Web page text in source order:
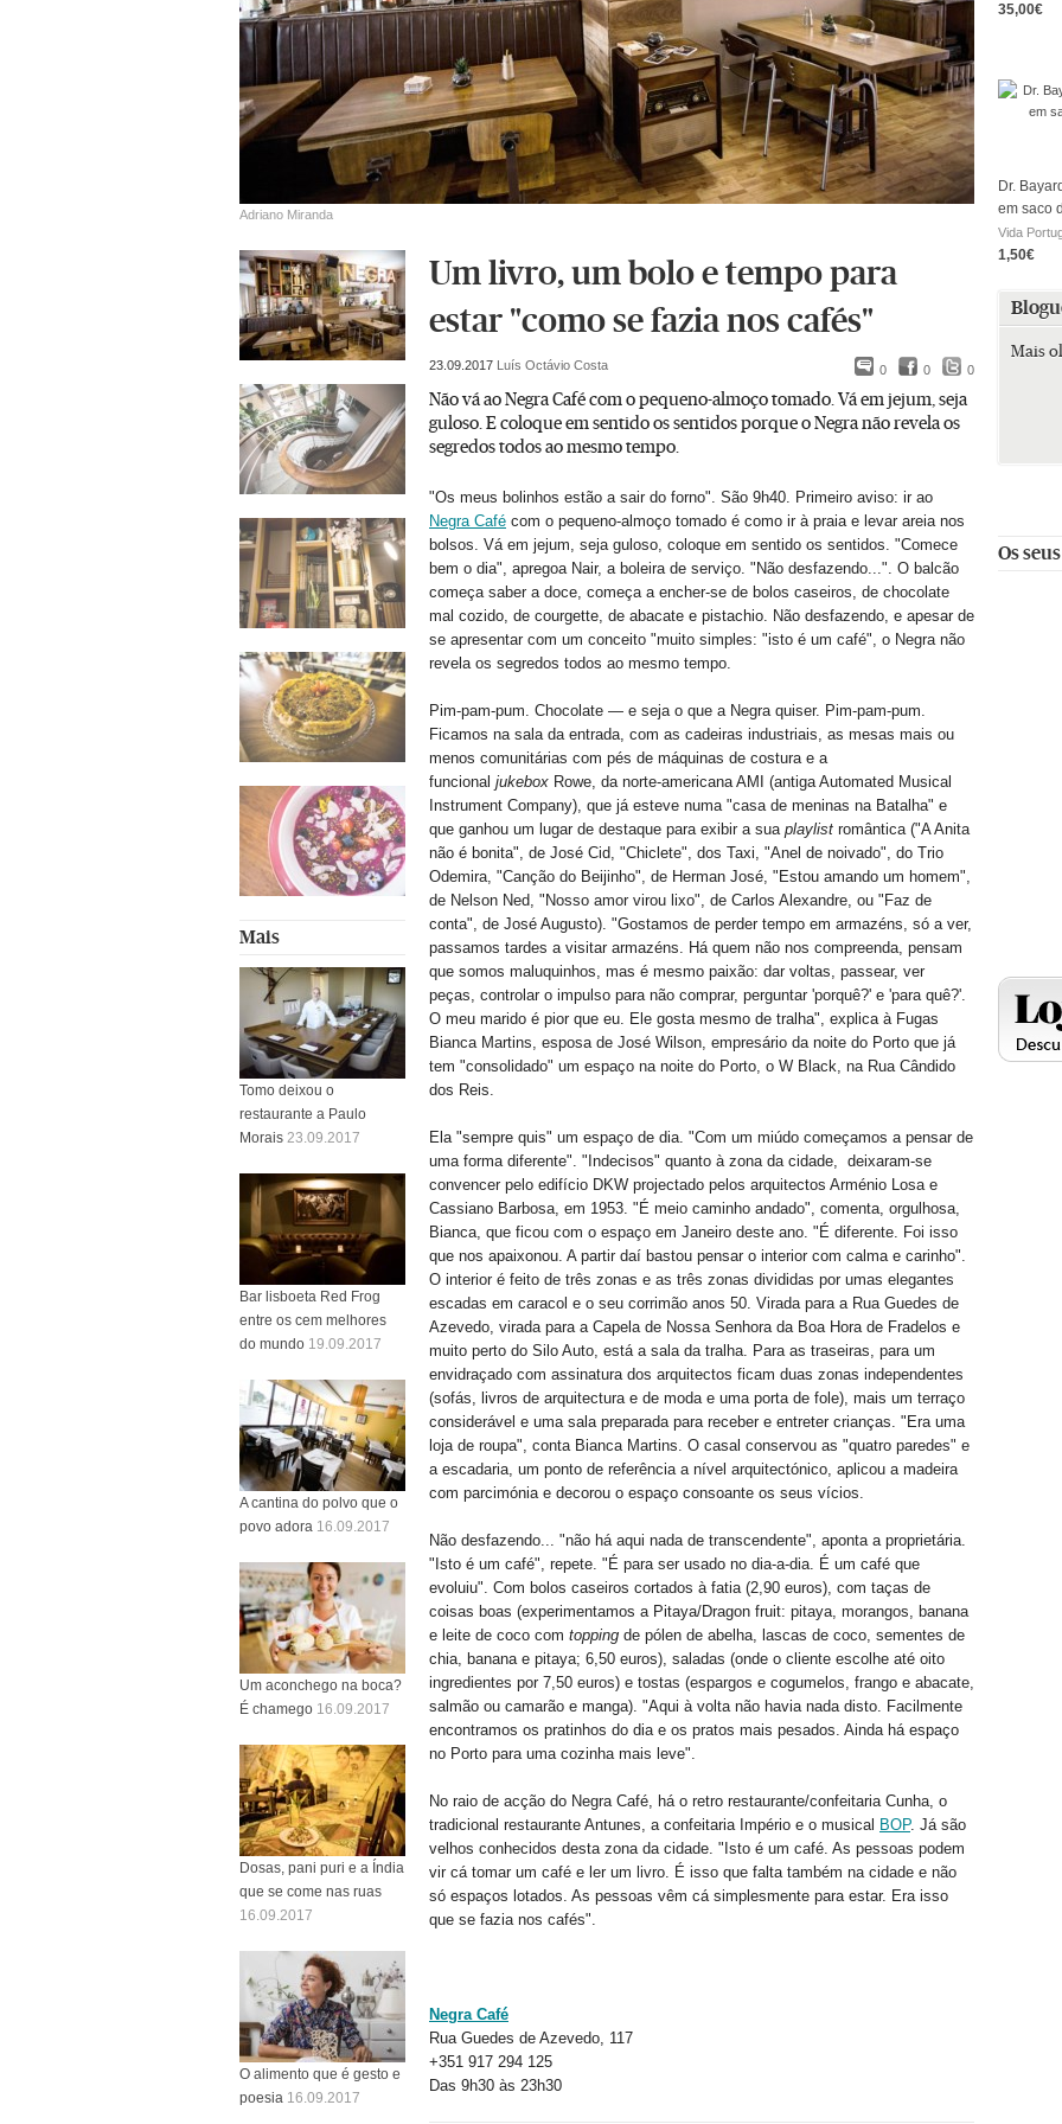
Adriano Miranda
Um livro, um bolo e tempo para
estar "como se fazia nos cafés"
0 0 0
23.09.2017 Luís Octávio Costa
Não vá ao Negra Café com o pequeno-almoço tomado. Vá em jejum, seja
guloso. E coloque em sentido os sentidos porque o Negra não revela os
segredos todos ao mesmo tempo.
"Os meus bolinhos estão a sair do forno". São 9h40. Primeiro aviso: ir ao
Negra Café com o pequeno-almoço tomado é como ir à praia e levar areia nos
bolsos. Vá em jejum, seja guloso, coloque em sentido os sentidos. "Comece
bem o dia", apregoa Nair, a boleira de serviço. "Não desfazendo...". O balcão
começa saber a doce, começa a encher-se de bolos caseiros, de chocolate
mal cozido, de courgette, de abacate e pistachio. Não desfazendo, e apesar de
se apresentar com um conceito "muito simples: "isto é um café", o Negra não
revela os segredos todos ao mesmo tempo.
Pim-pam-pum. Chocolate — e seja o que a Negra quiser. Pim-pam-pum.
Ficamos na sala da entrada, com as cadeiras industriais, as mesas mais ou
menos comunitárias com pés de máquinas de costura e a
funcional jukebox Rowe, da norte-americana AMI (antiga Automated Musical
Instrument Company), que já esteve numa "casa de meninas na Batalha" e
que ganhou um lugar de destaque para exibir a sua playlist romântica ("A Anita
não é bonita", de José Cid, "Chiclete", dos Taxi, "Anel de noivado", do Trio
Odemira, "Canção do Beijinho", de Herman José, "Estou amando um homem",
de Nelson Ned, "Nosso amor virou lixo", de Carlos Alexandre, ou "Faz de
conta", de José Augusto). "Gostamos de perder tempo em armazéns, só a ver,
passamos tardes a visitar armazéns. Há quem não nos compreenda, pensam
que somos maluquinhos, mas é mesmo paixão: dar voltas, passear, ver
peças, controlar o impulso para não comprar, perguntar 'porquê?' e 'para quê?'.
O meu marido é pior que eu. Ele gosta mesmo de tralha", explica à Fugas
Bianca Martins, esposa de José Wilson, empresário da noite do Porto que já
tem "consolidado" um espaço na noite do Porto, o W Black, na Rua Cândido
dos Reis.
Ela "sempre quis" um espaço de dia. "Com um miúdo começamos a pensar de
uma forma diferente". "Indecisos" quanto à zona da cidade, deixaram-se
convencer pelo edifício DKW projectado pelos arquitectos Arménio Losa e
Cassiano Barbosa, em 1953. "É meio caminho andado", comenta, orgulhosa,
Bianca, que ficou com o espaço em Janeiro deste ano. "É diferente. Foi isso
que nos apaixonou. A partir daí bastou pensar o interior com calma e carinho".
O interior é feito de três zonas e as três zonas divididas por umas elegantes
escadas em caracol e o seu corrimão anos 50. Virada para a Rua Guedes de
Azevedo, virada para a Capela de Nossa Senhora da Boa Hora de Fradelos e
muito perto do Silo Auto, está a sala da tralha. Para as traseiras, para um
envidraçado com assinatura dos arquitectos ficam duas zonas independentes
(sofás, livros de arquitectura e de moda e uma porta de fole), mais um terraço
considerável e uma sala preparada para receber e entreter crianças. "Era uma
loja de roupa", conta Bianca Martins. O casal conservou as "quatro paredes" e
a escadaria, um ponto de referência a nível arquitectónico, aplicou a madeira
com parcimónia e decorou o espaço consoante os seus vícios.
Não desfazendo... "não há aqui nada de transcendente", aponta a proprietária.
"Isto é um café", repete. "É para ser usado no dia-a-dia. É um café que
evoluiu". Com bolos caseiros cortados à fatia (2,90 euros), com taças de
coisas boas (experimentamos a Pitaya/Dragon fruit: pitaya, morangos, banana
e leite de coco com topping de pólen de abelha, lascas de coco, sementes de
chia, banana e pitaya; 6,50 euros), saladas (onde o cliente escolhe até oito
ingredientes por 7,50 euros) e tostas (espargos e cogumelos, frango e abacate,
salmão ou camarão e manga). "Aqui à volta não havia nada disto. Facilmente
encontramos os pratinhos do dia e os pratos mais pesados. Ainda há espaço
no Porto para uma cozinha mais leve".
No raio de acção do Negra Café, há o retro restaurante/confeitaria Cunha, o
tradicional restaurante Antunes, a confeitaria Império e o musical BOP. Já são
velhos conhecidos desta zona da cidade. "Isto é um café. As pessoas podem
vir cá tomar um café e ler um livro. É isso que falta também na cidade e não
só espaços lotados. As pessoas vêm cá simplesmente para estar. Era isso
que se fazia nos cafés".
Negra Café
Rua Guedes de Azevedo, 117
+351 917 294 125
Das 9h30 às 23h30
Mais
Tomo deixou o
restaurante a Paulo
Morais 23.09.2017
Bar lisboeta Red Frog
entre os cem melhores
do mundo 19.09.2017
A cantina do polvo que o
povo adora 16.09.2017
Um aconchego na boca?
É chamego 16.09.2017
Dosas, pani puri e a Índia
que se come nas ruas
16.09.2017
O alimento que é gesto e
poesia 16.09.2017
35,00€
Dr.
em saco
Vida
1,50€
Mais
Os